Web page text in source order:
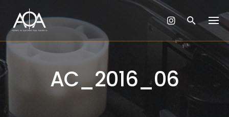
content
AC_2016_06